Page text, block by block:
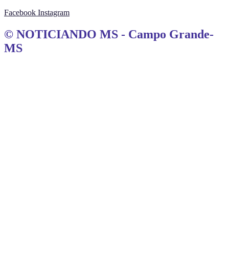
Facebook Instagram
© NOTICIANDO MS - Campo Grande-
MS